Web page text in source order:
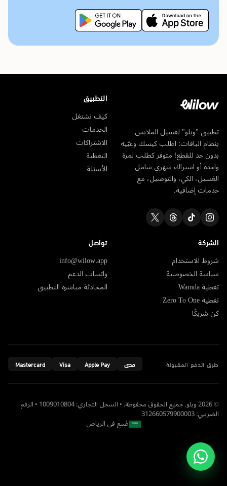
تطبيق "ويلو" لغسيل الملابس
بنظام الباقات: اطلب كيسك وعبّيه
بدون حد للقطع! متوفر كطلب لمرة
واحدة أو اشتراك شهري شامل
الغسيل، الكي، والتوصيل، مع
خدمات إضافية.
التطبيق
كيف نشتغل
الخدمات
الاشتراكات
التغطية
الأسئلة
الشركة
شروط الاستخدام
سياسة الخصوصية
تغطية Wamda
تغطية Zero To One
كن شريكًا
تواصل
info@wilow.app
واتساب الدعم
المحادثة مباشرة التطبيق
طرق الدفع المقبولة مدى Apple Pay
Visa
Mastercard
© 2026 ويلو. جميع الحقوق محفوظة. • السجل التجاري: 1009010804 • الرقم
الضريبي: 312660579900003
صُنع في الرياض